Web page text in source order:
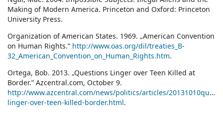
Making of Modern America. Princeton and Oxford: Princeton
University Press.
Organization of American States. 1969. „American Convention
on Human Rights.” http://www.oas.org/dil/treaties_B-
32_American_Convention_on_Human_Rights.htm.
Ortega, Bob. 2013. „Questions Linger over Teen Killed at
Border.” Azcentral.com, October 9.
http://www.azcentral.com/news/politics/articles/
linger-over-teen-killed-border.html.